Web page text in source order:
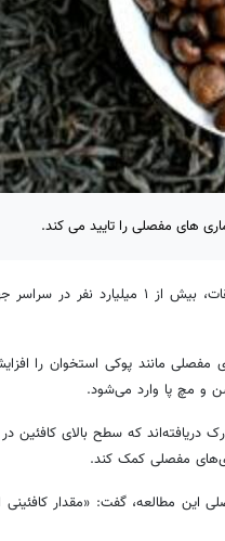
های مفصلی را تایید می کند.
نیوز، بر اساس آخرین تحقیقات، بیش از ۱ میلیارد
مفصلی مانند پوکی استخوان را
و مچ پا وارد می‌شود.
دریافته‌اند که سطح بالای کافئین
مفصلی کمک کند.
این مطالعه، گفت: «مقدار